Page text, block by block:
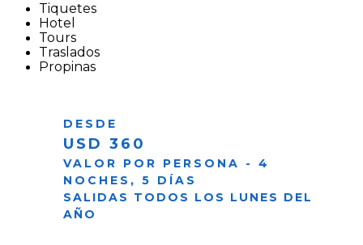
Tiquetes
Hotel
Tours
Traslados
Propinas
DESDE
USD 360
VALOR POR PERSONA - 4
NOCHES, 5 DÍAS
SALIDAS TODOS LOS LUNES DEL
AÑO